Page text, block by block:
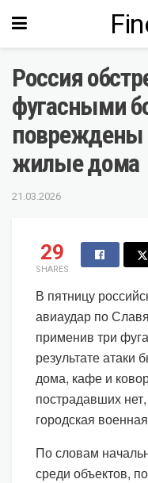
Россия
фугасными
повреждены
жилые дома
21.03.2026
29
SHARES
В пятницу
авиаудар по
применив три
результате
дома, кафе и
пострадавших
городская
По словам
среди объектов,